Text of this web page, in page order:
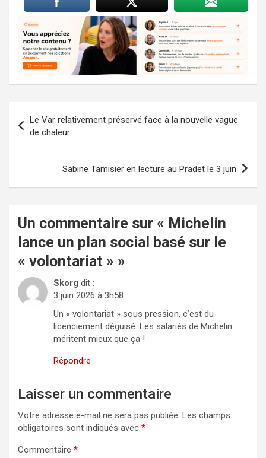
de
l’article
Le Var relativement préservé face à la nouvelle vague
de chaleur
Sabine Tamisier en lecture au Pradet le 3 juin
Un commentaire sur « Michelin
lance un plan social basé sur le
« volontariat » »
Skorg dit :
3 juin 2026 à 3h58
Un « volontariat » sous pression, c’est du
licenciement déguisé. Les salariés de Michelin
méritent mieux que ça !
Répondre
Laisser un commentaire
Votre adresse e-mail ne sera pas publiée. Les champs
obligatoires sont indiqués avec *
Commentaire *